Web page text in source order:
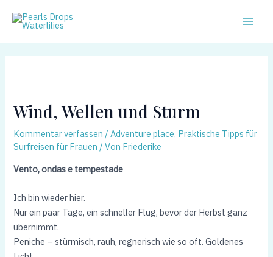
Inhalt
Wind, Wellen und Sturm
Kommentar verfassen /Adventure place, Praktische Tipps für
Surfreisen für Frauen / Von Friederike
Vento, ondas e tempestade
Ich bin wieder hier.
Nur ein paar Tage, ein schneller Flug, bevor der Herbst ganz
übernimmt.
Peniche – stürmisch, rauh, regnerisch wie so oft. Goldenes
navigation